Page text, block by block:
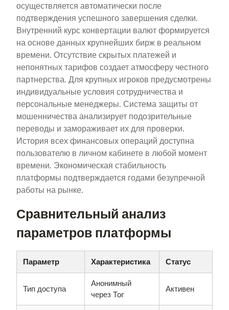
осуществляется автоматически после
подтверждения успешного завершения сделки.
Внутренний курс конвертации валют формируется
на основе данных крупнейших бирж в реальном
времени. Отсутствие скрытых платежей и
непонятных тарифов создает атмосферу честного
партнерства. Для крупных игроков предусмотрены
индивидуальные условия сотрудничества и
персональные менеджеры. Система защиты от
мошенничества анализирует подозрительные
переводы и замораживает их для проверки.
История всех финансовых операций доступна
пользователю в личном кабинете в любой момент
времени. Экономическая стабильность
платформы подтверждается годами безупречной
работы на рынке.
Сравнительный анализ
параметров платформы
Параметр Характеристика Статус
Тип доступа
Анонимный
через Tor
Активен